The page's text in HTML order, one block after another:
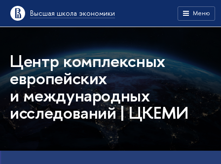
Высшая школа экономики Меню
Центр комплексных
европейских
и международных
исследований | ЦКЕМИ